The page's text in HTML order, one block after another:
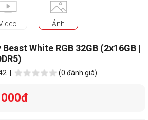
Ảnh
White RGB 32GB (2x16GB |
| (0 đánh giá)